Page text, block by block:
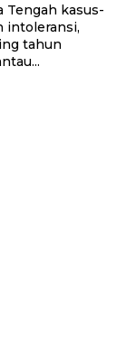
intoleransi,
tahun